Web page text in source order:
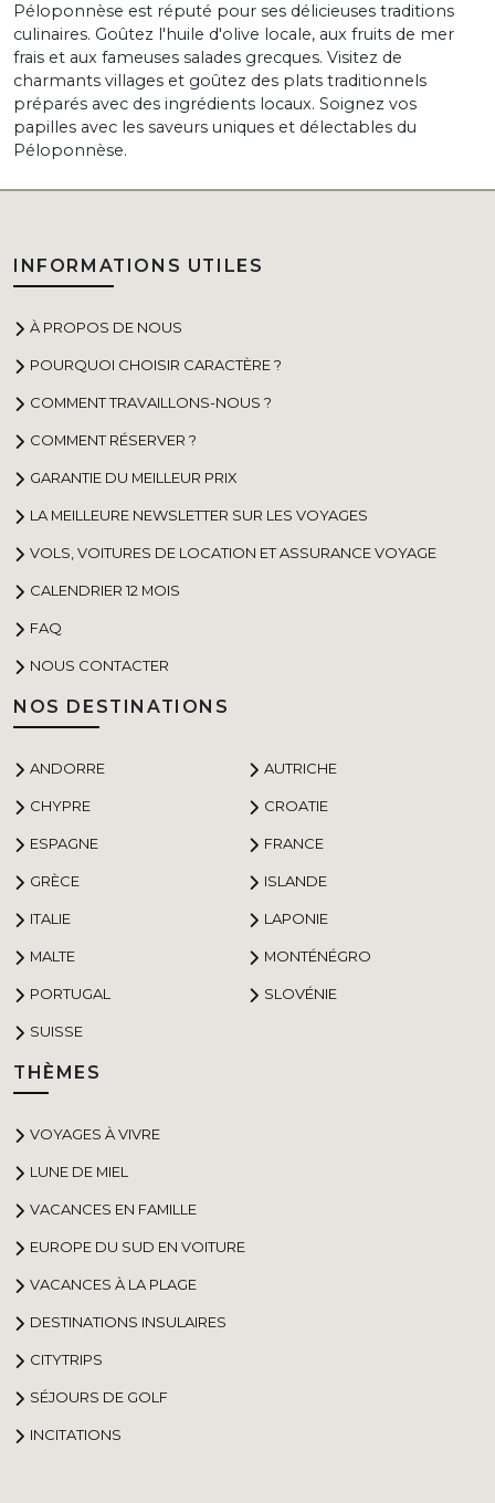
Péloponnèse est réputé pour ses délicieuses traditions
culinaires. Goûtez l'huile d'olive locale, aux fruits de mer
frais et aux fameuses salades grecques. Visitez de
charmants villages et goûtez des plats traditionnels
préparés avec des ingrédients locaux. Soignez vos
papilles avec les saveurs uniques et délectables du
Péloponnèse.
INFORMATIONS UTILES
À PROPOS DE NOUS
POURQUOI CHOISIR CARACTÈRE ?
COMMENT TRAVAILLONS-NOUS ?
COMMENT RÉSERVER ?
GARANTIE DU MEILLEUR PRIX
LA MEILLEURE NEWSLETTER SUR LES VOYAGES
VOLS, VOITURES DE LOCATION ET ASSURANCE VOYAGE
CALENDRIER 12 MOIS
FAQ
NOUS CONTACTER
NOS DESTINATIONS
ANDORRE AUTRICHE
CHYPRE CROATIE
ESPAGNE FRANCE
GRÈCE ISLANDE
ITALIE LAPONIE
MALTE MONTÉNÉGRO
PORTUGAL SLOVÉNIE
SUISSE
THÈMES
VOYAGES À VIVRE
LUNE DE MIEL
VACANCES EN FAMILLE
EUROPE DU SUD EN VOITURE
VACANCES À LA PLAGE
DESTINATIONS INSULAIRES
CITYTRIPS
SÉJOURS DE GOLF
INCITATIONS